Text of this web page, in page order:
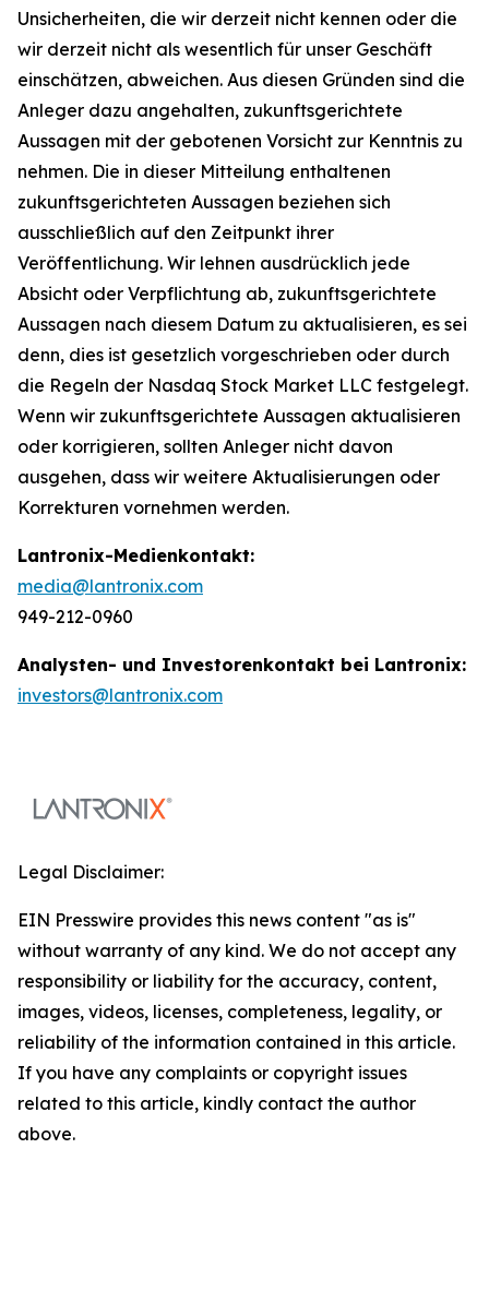
Unsicherheiten, die wir derzeit nicht kennen oder die
wir derzeit nicht als wesentlich für unser Geschäft
einschätzen, abweichen. Aus diesen Gründen sind die
Anleger dazu angehalten, zukunftsgerichtete
Aussagen mit der gebotenen Vorsicht zur Kenntnis zu
nehmen. Die in dieser Mitteilung enthaltenen
zukunftsgerichteten Aussagen beziehen sich
ausschließlich auf den Zeitpunkt ihrer
Veröffentlichung. Wir lehnen ausdrücklich jede
Absicht oder Verpflichtung ab, zukunftsgerichtete
Aussagen nach diesem Datum zu aktualisieren, es sei
denn, dies ist gesetzlich vorgeschrieben oder durch
die Regeln der Nasdaq Stock Market LLC festgelegt.
Wenn wir zukunftsgerichtete Aussagen aktualisieren
oder korrigieren, sollten Anleger nicht davon
ausgehen, dass wir weitere Aktualisierungen oder
Korrekturen vornehmen werden.
Lantronix-Medienkontakt:
media@lantronix.com
949-212-0960
Analysten- und Investorenkontakt bei Lantronix:
investors@lantronix.com
Legal Disclaimer:
EIN Presswire provides this news content "as is"
without warranty of any kind. We do not accept any
responsibility or liability for the accuracy, content,
images, videos, licenses, completeness, legality, or
reliability of the information contained in this article.
If you have any complaints or copyright issues
related to this article, kindly contact the author
above.